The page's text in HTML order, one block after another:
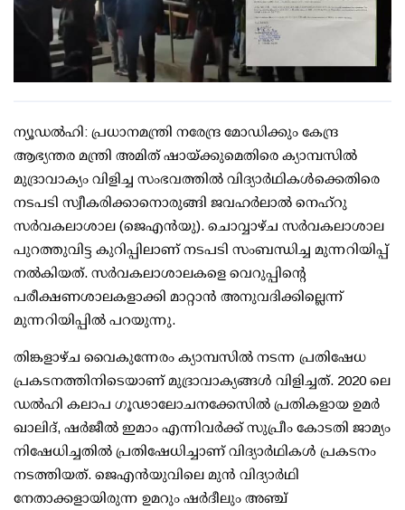
ന്യൂഡല്‍ഹി: പ്രധാനമന്ത്രി നരേന്ദ്ര മോഡിക്കും കേന്ദ്ര
ആഭ്യന്തര മന്ത്രി അമിത് ഷായ്ക്കുമെതിരെ ക്യാമ്പസില്‍
മുദ്രാവാക്യം വിളിച്ച സംഭവത്തില്‍ വിദ്യാര്‍ഥികള്‍ക്കെതിരെ
നടപടി സ്വീകരിക്കാനൊരുങ്ങി ജവഹര്‍ലാല്‍ നെഹ്റു
സര്‍വകലാശാല (ജെഎന്‍യു). ചൊവ്വാഴ്ച സര്‍വകലാശാല
പുറത്തുവിട്ട കുറിപ്പിലാണ് നടപടി സംബന്ധിച്ച മുന്നറിയിപ്പ്
നല്‍കിയത്. സര്‍വകലാശാലകളെ വെറുപ്പിന്റെ
പരീക്ഷണശാലകളാക്കി മാറ്റാന്‍ അനുവദിക്കില്ലെന്ന്
മുന്നറിയിപ്പില്‍ പറയുന്നു.
തിങ്കളാഴ്ച വൈകുന്നേരം ക്യാമ്പസില്‍ നടന്ന പ്രതിഷേധ
പ്രകടനത്തിനിടെയാണ് മുദ്രാവാക്യങ്ങള്‍ വിളിച്ചത്. 2020 ലെ
ഡല്‍ഹി കലാപ ഗൂഢാലോചനക്കേസില്‍ പ്രതികളായ ഉമര്‍
ഖാലിദ്, ഷര്‍ജീല്‍ ഇമാം എന്നിവര്‍ക്ക് സുപ്രീം കോടതി ജാമ്യം
നിഷേധിച്ചതില്‍ പ്രതിഷേധിച്ചാണ് വിദ്യാര്‍ഥികള്‍ പ്രകടനം
നടത്തിയത്. ജെഎന്‍യുവിലെ മുന്‍ വിദ്യാര്‍ഥി
നേതാക്കളായിരുന്ന ഉമറും ഷര്‍ദീലും അഞ്ച്